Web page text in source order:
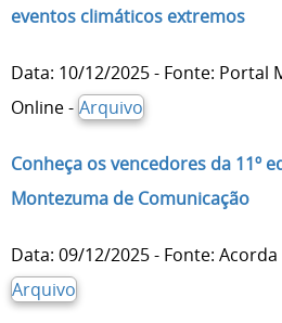
eventos climáticos extremos
Data: 10/12/2025 - Fonte: Portal
Online - Arquivo
Conheça os vencedores da 11º
Montezuma de Comunicação
Data: 09/12/2025 - Fonte:
Arquivo